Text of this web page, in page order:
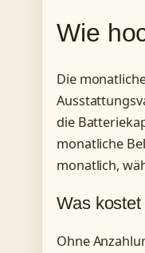
Wie
Die
die
monatliche
monatlich,
Was
Ohne